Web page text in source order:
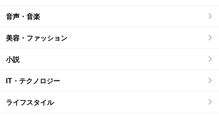
音声・音楽
美容・ファッション
小説
IT・テクノロジー
ライフスタイル